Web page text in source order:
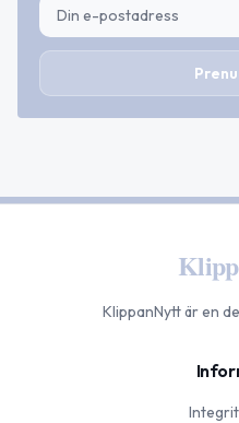
KlippanNyttär en